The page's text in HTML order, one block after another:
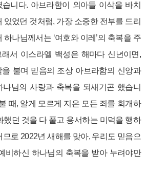
니다. 아브라함이 외아들 이삭을 바치
있었던 것처럼, 가장 소중한 전부를 드리
하나님께서는 ‘여호와 이레’의 축복을 주
서 이스라엘 백성은 해마다 신년이면,
불며 믿음의 조상 아브라함의 신앙과
님의 사랑과 축복을 되새기곤 했습니
때, 알게 모르게 지은 모든 죄를 회개하
했던 것을 다 풀고 용서하는 미덕을 행하
므로 2022년 새해를 맞아, 우리도 믿음으
비하신 하나님의 축복을 받아 누려야만